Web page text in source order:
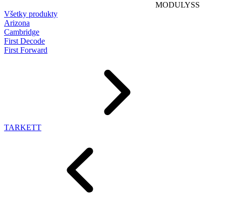
MODULYSS
Všetky produkty
Arizona
Cambridge
First Decode
First Forward
TARKETT